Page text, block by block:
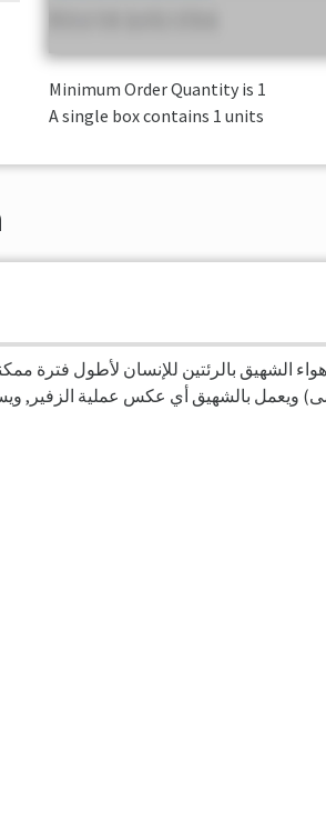
Minimum Order Quantity is 1
A single box contains 1 units
ويعمل بالشهيق أي عكس عملية الزفير,